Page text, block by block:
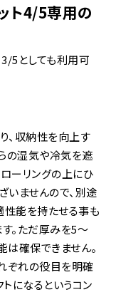
ト4/5専用の
5としても利用可
、収納性を向上す
の湿気や冷気を遮
ーリングの上にひ
いませんので、別途
性能を持たせる事も
。ただ厚みを5～
は確保できません。
ぞれの役目を明確
になるというコン